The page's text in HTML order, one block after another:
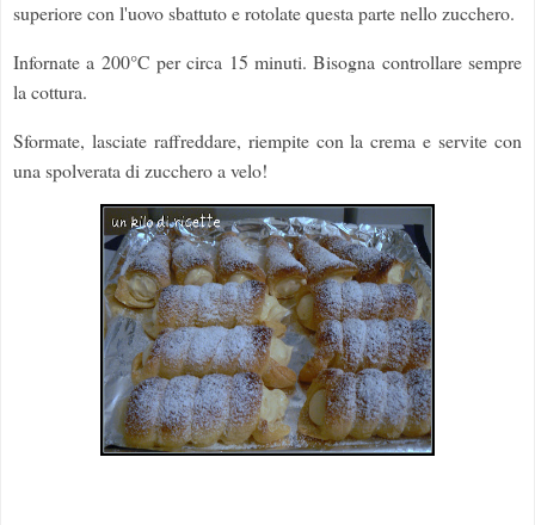
superiore con l'uovo sbattuto e rotolate questa parte nello zucchero.
Infornate a 200°C per circa 15 minuti. Bisogna controllare sempre
la cottura.
Sformate, lasciate raffreddare, riempite con la crema e servite con
una spolverata di zucchero a velo!